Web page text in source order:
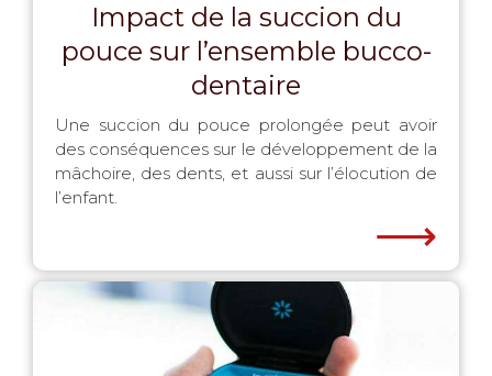
Impact de la succion du
pouce sur l’ensemble bucco-
dentaire
Une succion du pouce prolongée peut avoir
des conséquences sur le développement de la
mâchoire, des dents, et aussi sur l’élocution de
l’enfant.
⟶